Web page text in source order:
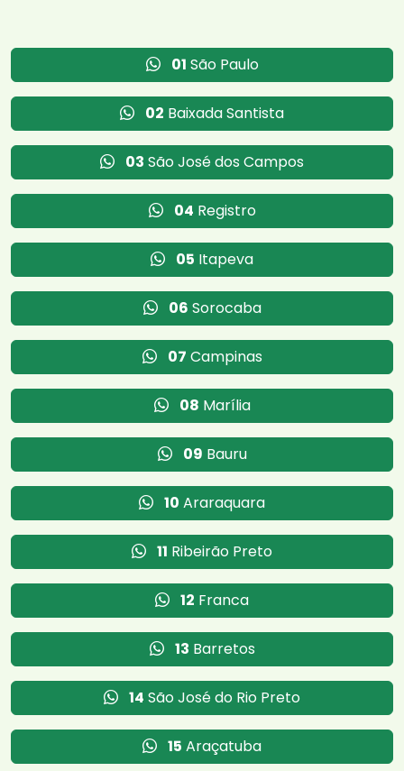
01 São Paulo
02 Baixada Santista
03 São José dos Campos
04 Registro
05 Itapeva
06 Sorocaba
07 Campinas
08 Marília
09 Bauru
10 Araraquara
11 Ribeirão Preto
12 Franca
13 Barretos
14 São José do Rio Preto
15 Araçatuba